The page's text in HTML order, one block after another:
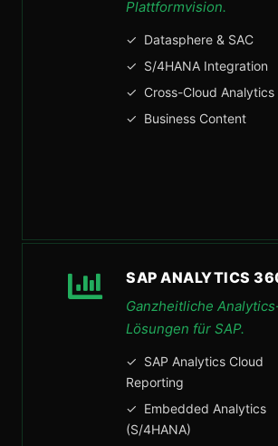
Plattformvision.
✓ Datasphere & SAC
✓ S/4HANA Integration
✓ Cross-Cloud Analytics
✓ Business Content
SAP ANALYTICS
Ganzheitliche
Lösungen für SAP.
✓ SAP Analytics Cloud
Reporting
✓ Embedded Analytics
(S/4HANA)